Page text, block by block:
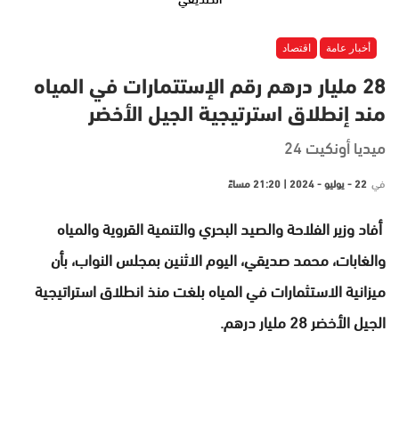
أخبار عامة اقتصاد
28 مليار درهم رقم الإستتمارات في المياه
مند إنطلاق استرتيجية الجيل الأخضر
ميديا أونكيت 24
في 22 - يوليو - 2024 | 21:20 مساءً
أفاد وزير الفلاحة والصيد البحري والتنمية القروية والمياه
والغابات، محمد صديقي، اليوم الاثنين بمجلس النواب، بأن
ميزانية الاستثمارات في المياه بلغت منذ انطلاق استراتيجية
الجيل الأخضر 28 مليار درهم.